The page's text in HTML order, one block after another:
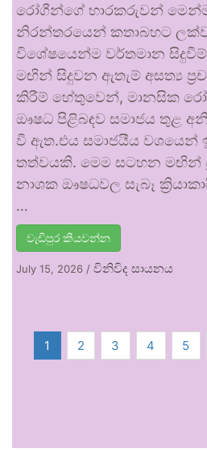
රෝගීන්ගේ භාරකරුවන් මෙන්ම
නිරන්තරයෙන් කතාබහට
විශේෂයෙන්ම වර්තමාන
මඟින් සිදුවන ඇතැම් අසත්‍ය
කිරීම් හේතුවෙන්, මානසික
ඖෂධ පිළිබඳව සමාජය තුළ
වී ඇත.එය සමාජයීය වශයෙන්
තත්වයකි. මෙම සටහන මඟින්
නාශක ඖෂධවල සැබෑ
…
වැඩිපුර කියවන්න
July 15, 2026 / විනිවිද සායනය
1 2 3 4 5